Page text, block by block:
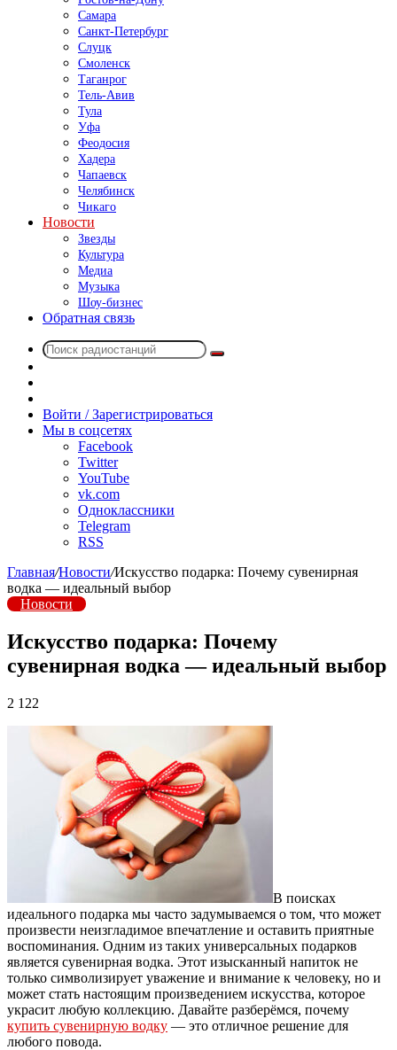
Самара
Санкт-Петербург
Слуцк
Смоленск
Таганрог
Тель-Авив
Тула
Уфа
Феодосия
Хадера
Чапаевск
Челябинск
Чикаго
Новости
Звезды
Культура
Медиа
Музыка
Шоу-бизнес
Обратная связь
Поиск
радио
Войти / Зарегистрироваться
Мы в соцсетях
Facebook
Twitter
YouTube
vk.com
Одноклассники
Telegram
RSS
Главная/Новости/Искусство подарка: Почему сувенирная
водка — идеальный выбор
Новости
Искусство подарка: Почему
сувенирная водка — идеальный выбор
2 122
В поисках
идеального подарка мы часто задумываемся о том, что может
произвести неизгладимое впечатление и оставить приятные
воспоминания. Одним из таких универсальных подарков
является сувенирная водка. Этот изысканный напиток не
только символизирует уважение и внимание к человеку, но и
может стать настоящим произведением искусства, которое
украсит любую коллекцию. Давайте разберёмся, почему
купить сувенирную водку — это отличное решение для
любого повода.